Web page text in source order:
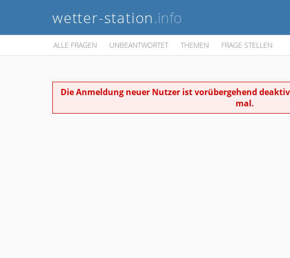
wetter-station.info
ALLE FRAGEN UNBEANTWORTET THEMEN FRAGE STELLEN
Die Anmeldung neuer Nutzer ist vorübergehend
mal.